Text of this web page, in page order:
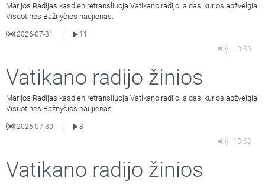
Marijos Radijas kasdien retransliuoja Vatikano radijo laidas, kurios apžvelgia
Visuotinės Bažnyčios naujienas.
2026-07-31 |
11
18:58
Vatikano radijo žinios
Marijos Radijas kasdien retransliuoja Vatikano radijo laidas, kurios apžvelgia
Visuotinės Bažnyčios naujienas.
2026-07-30 |
8
18:58
Vatikano radijo žinios